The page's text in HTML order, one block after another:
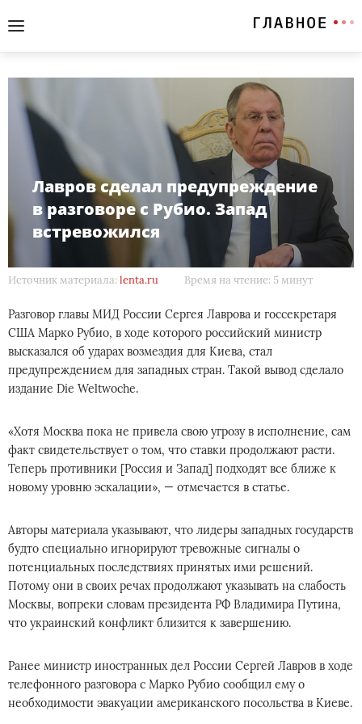
Лавров сделал предупреждение
в разговоре с Рубио. Запад
встревожился
Источник материала: lenta.ru Время на чтение: 5 минут
Разговор главы МИД России Сергея Лаврова и госсекретаря
США Марко Рубио, в ходе которого российский министр
высказался об ударах возмездия для Киева, стал
предупреждением для западных стран. Такой вывод сделало
издание Die Weltwoche.
«Хотя Москва пока не привела свою угрозу в исполнение, сам
факт свидетельствует о том, что ставки продолжают расти.
Теперь противники [Россия и Запад] подходят все ближе к
новому уровню эскалации», — отмечается в статье.
Авторы материала указывают, что лидеры западных государств
будто специально игнорируют тревожные сигналы о
потенциальных последствиях принятых ими решений.
Потому они в своих речах продолжают указывать на слабость
Москвы, вопреки словам президента РФ Владимира Путина,
что украинский конфликт близится к завершению.
Ранее министр иностранных дел России Сергей Лавров в ходе
телефонного разговора с Марко Рубио сообщил ему о
необходимости эвакуации американского посольства в Киеве.